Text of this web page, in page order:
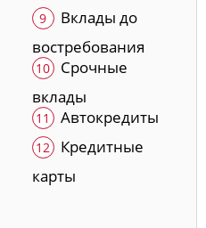
Вклады до
востребования
Срочные
вклады
Автокредиты
Кредитные
карты